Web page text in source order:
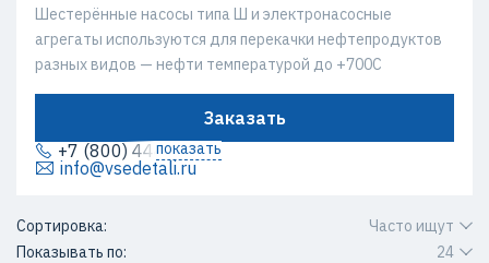
Шестерённые насосы типа Ш и электронасосные
агрегаты используются для перекачки нефтепродуктов
разных видов — нефти температурой до +700С
Заказать
+7 (800) 444-64-80
показать
info@vsedetali.ru
Сортировка:
Часто ищут
Показывать по:
24